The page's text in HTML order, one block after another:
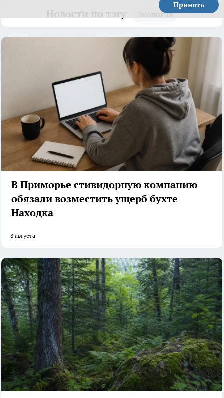
Принять
Экология
В Приморье стивидорную компанию
обязали возместить ущерб бухте
Находка
8 августа